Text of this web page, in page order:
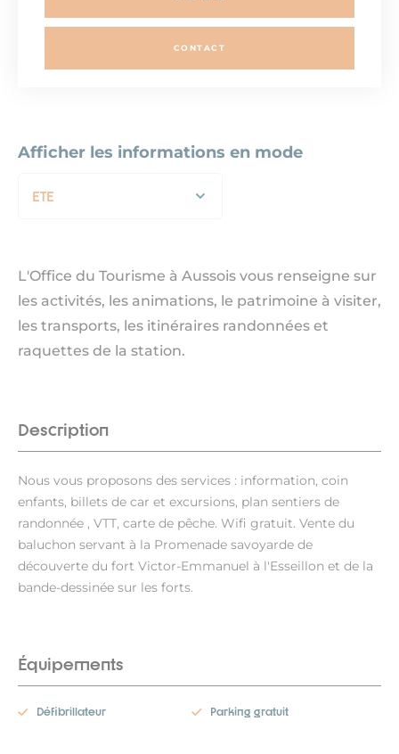
Afficher les informations en mode
ETE
L'Office du Tourisme à Aussois vous renseigne sur
les activités, les animations, le patrimoine à visiter,
les transports, les itinéraires randonnées et
raquettes de la station.
Description
Nous vous proposons des services : information, coin
enfants, billets de car et excursions, plan sentiers de
randonnée , VTT, carte de pêche. Wifi gratuit. Vente du
baluchon servant à la Promenade savoyarde de
découverte du fort Victor-Emmanuel à l'Esseillon et de la
bande-dessinée sur les forts.
Équipements
Défibrillateur Parking gratuit
CONTACT